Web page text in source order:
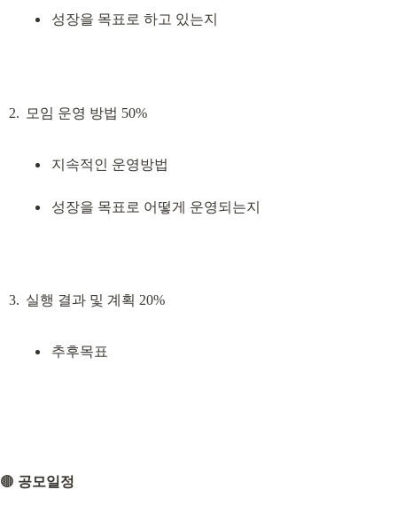
성장을 목표로 하고 있는지
모임 운영 방법 50%
지속적인 운영방법
성장을 목표로 어떻게 운영되는지
실행 결과 및 계획 20%
추후목표
🟤 공모일정